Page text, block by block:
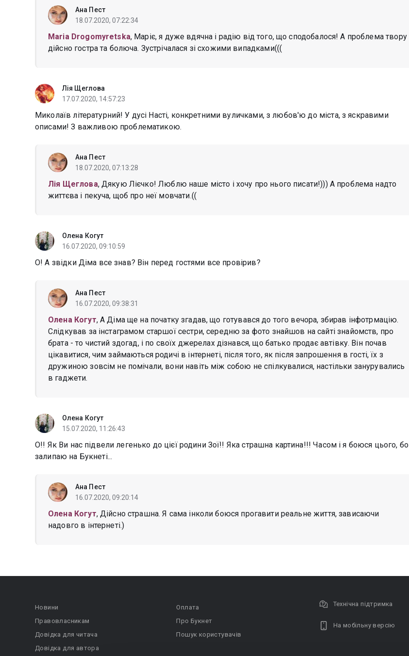
Ана Пест
18.07.2020, 07:22:34
Maria Drogomyretska, Маріє, я дуже вдячна і радію від того, що сподобалося! А проблема твору
дійсно гостра та болюча. Зустрічалася зі схожими випадками(((
Лія Щеглова
17.07.2020, 14:57:23
Миколаїв літературний! У дусі Насті, конкретними вуличками, з любов'ю до міста, з яскравими
описами! З важливою проблематикою.
Ана Пест
18.07.2020, 07:13:28
Лія Щеглова, Дякую Лієчко! Люблю наше місто і хочу про нього писати!))) А проблема надто
життєва і пекуча, щоб про неї мовчати.((
Олена Когут
16.07.2020, 09:10:59
О! А звідки Діма все знав? Він перед гостями все провірив?
Ана Пест
16.07.2020, 09:38:31
Олена Когут, А Діма ще на початку згадав, що готувався до того вечора, збирав інфотрмацію.
Слідкував за інстаграмом старшої сестри, середню за фото знайшов на сайті знайомств, про
брата - то чистий здогад, і по своїх джерелах дізнався, що батько продає автівку. Він почав
цікавитися, чим займаються родичі в інтернеті, після того, як після запрошення в гості, їх з
дружиною зовсім не помічали, вони навіть між собою не спілкувалися, настільки занурувались
в гаджети.
Олена Когут
15.07.2020, 11:26:43
О!! Як Ви нас підвели легенько до цієї родини Зої!! Яка страшна картина!!! Часом і я боюся цього, бо
залипаю на Букнеті...
Ана Пест
16.07.2020, 09:20:14
Олена Когут, Дійсно страшна. Я сама інколи боюся прогавити реальне життя, зависаючи
надовго в інтернеті.)
Новини
Правовласникам
Довідка для читача
Довідка для автора
Оплата
Про Букнет
Пошук користувачів
Технічна підтримка
На мобільну версію